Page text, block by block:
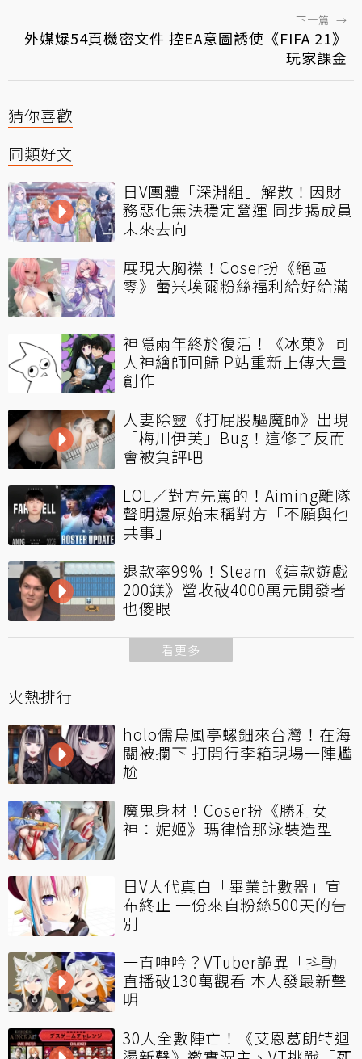
下一篇 →
外媒爆54頁機密文件 控EA意圖誘使《FIFA 21》
玩家課金
猜你喜歡
同類好文
日V團體「深淵組」解散！因財
務惡化無法穩定營運 同步揭成員
未來去向
展現大胸襟！Coser扮《絕區
零》蕾米埃爾粉絲福利給好給滿
神隱兩年終於復活！《冰菓》同
人神繪師回歸 P站重新上傳大量
創作
人妻除靈《打屁股驅魔師》出現
「梅川伊芙」Bug！這修了反而
會被負評吧
LOL／對方先罵的！Aiming離隊
聲明還原始末稱對方「不願與他
共事」
退款率99%！Steam《這款遊戲
200鎂》營收破4000萬元開發者
也傻眼
看更多
火熱排行
holo儒烏風亭螺鈿來台灣！在海
關被攔下 打開行李箱現場一陣尷
尬
魔鬼身材！Coser扮《勝利女
神：妮姬》瑪律恰那泳裝造型
日V大代真白「畢業計數器」宣
布終止 一份來自粉絲500天的告
別
一直呻吟？VTuber詭異「抖動」
直播破130萬觀看 本人發最新聲
明
30人全數陣亡！《艾恩葛朗特迴